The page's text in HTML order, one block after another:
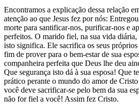
Encontramos a explicação dessa relação
atenção ao que Jesus fez por nós:
morte para santificar-nos, purificar-nos e
perfeitos. O marido fiel, na sua vida
isto significa. Ele sacrifica os seus próprios
fim de prover para o bem-estar de sua
companheira perfeita que Deus lhe deu
Que segurança isto dá à sua esposa! Que
prático perante o mundo do amor de
você deve sacrificar-se pelo bem da sua
não for fiel a você! Assim fez Cristo.